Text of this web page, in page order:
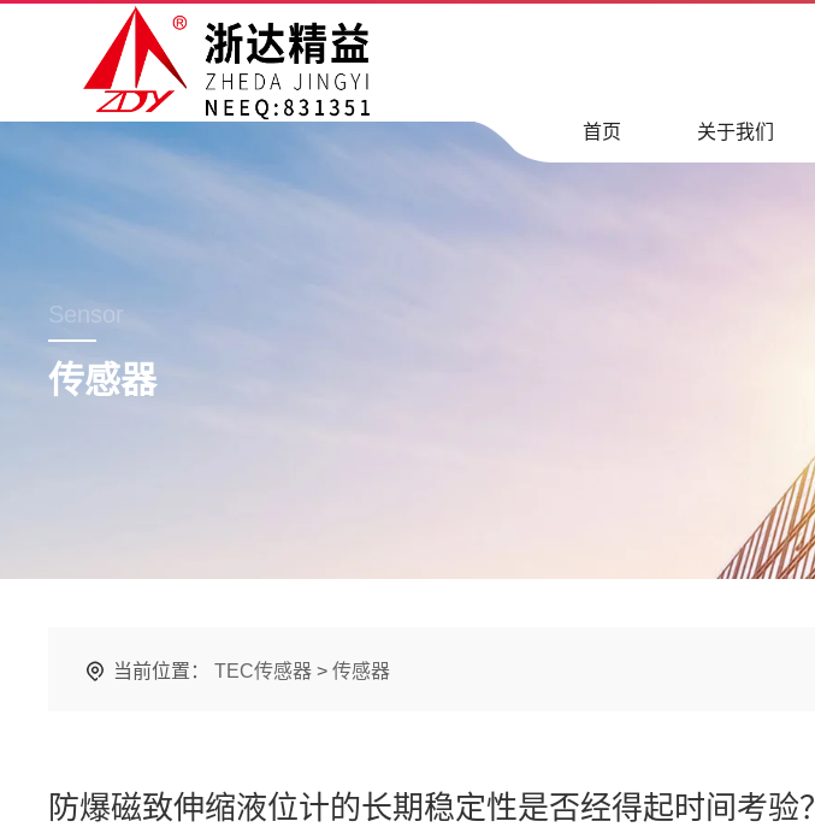
首页 关于我们
Sensor
传感器
当前位置： TEC传感器 > 传感器
防爆磁致伸缩液位计的长期稳定性是否经得起时间考验？